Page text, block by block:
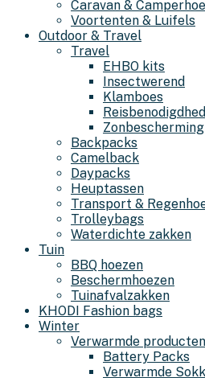
Caravan &
Voortenten & Luifels
Outdoor & Travel
Travel
EHBO kits
Insectwerend
Klamboes
Zonbescherming
Backpacks
Camelback
Daypacks
Heuptassen
Transport &
Trolleybags
Waterdichte zakken
Tuin
BBQ hoezen
Beschermhoezen
Tuinafvalzakken
KHODI Fashion bags
Winter
Verwarmde producten
Battery Packs
Verwarmde